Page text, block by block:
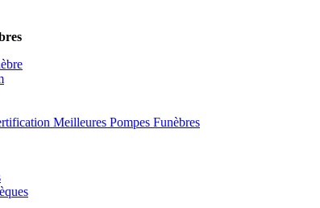
Meilleures Pompes Funèbres